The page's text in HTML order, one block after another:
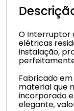
O Interruptor
elétricas
instalação,
Fabricado
material que
incorporado
elegante,